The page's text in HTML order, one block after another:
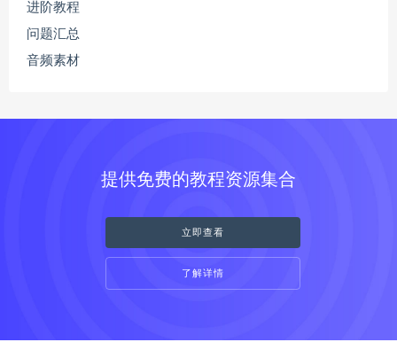
进阶教程
问题汇总
音频素材
提供免费的教程资源集合
立即查看
了解详情